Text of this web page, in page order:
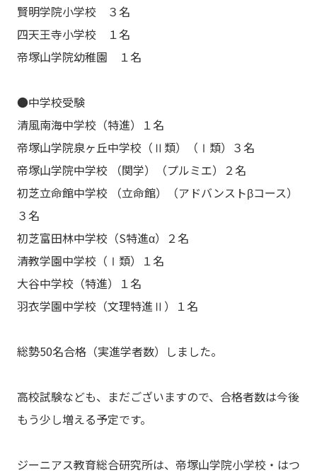
賢明学院小学校 ３名
四天王寺小学校 １名
帝塚山学院幼稚園 １名
●中学校受験
清風南海中学校（特進）１名
帝塚山学院泉ヶ丘中学校（Ⅱ類）（Ⅰ類）３名
帝塚山学院中学校 （関学）（プルミエ）２名
初芝立命館中学校 （立命館）（アドバンストβコース）
３名
初芝富田林中学校（S特進α）２名
清教学園中学校（Ⅰ類）１名
大谷中学校（特進）１名
羽衣学園中学校（文理特進Ⅱ）１名
総勢50名合格（実進学者数）しました。
高校試験なども、まだございますので、合格者数は今後
もう少し増える予定です。
ジーニアス教育総合研究所は、帝塚山学院小学校・はつ